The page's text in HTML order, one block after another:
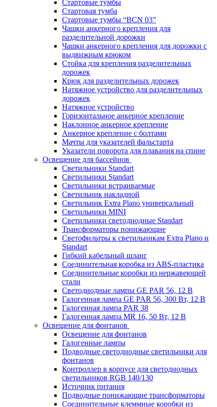
Стартовые тумбы
Стартовая тумба
Стартовые тумбы “BCN 03”
Чашки анкерного крепления для
разделительной дорожки
Чашки анкерного крепления для дорожки с
выдвижным крюком
Стойка для крепления разделительных
дорожек
Крюк для разделительных дорожек
Натяжное устройство для разделительных
дорожек
Натяжное устройство
Горизонтальное анкерное крепление
Наклонное анкерное крепление
Анкерное крепление с болтами
Мачты для указателей фальстарта
Указатели поворота для плавания на спине
Освещение для бассейнов
Светильники Standart
Светильники Standart
Светильники встраиваемые
Светильник накладной
Светильник Extra Plano универсальный
Светильники MINI
Светильники светодиодные Standart
Трансформаторы понижающие
Светофильтры к светильникам Extra Plano и
Standart
Гибкий кабельный шланг
Соединительная коробка из ABS-пластика
Соединительные коробки из нержавеющей
стали
Светодиодные лампы GE PAR 56, 12 В
Галогенная лампа GE PAR 56, 300 Вт, 12 В
Галогенная лампа PAR 38
Галогенная лампа MR 16, 50 Вт, 12 В
Освещение для фонтанов
Освещение для фонтанов
Галогенные лампы
Подводные светодиодные светильники для
фонтанов
Контроллер в корпусе для светодиодных
светильников RGB 140/130
Источник питания
Подводные понижающие трансформаторы
Соединительные клеммные коробки из